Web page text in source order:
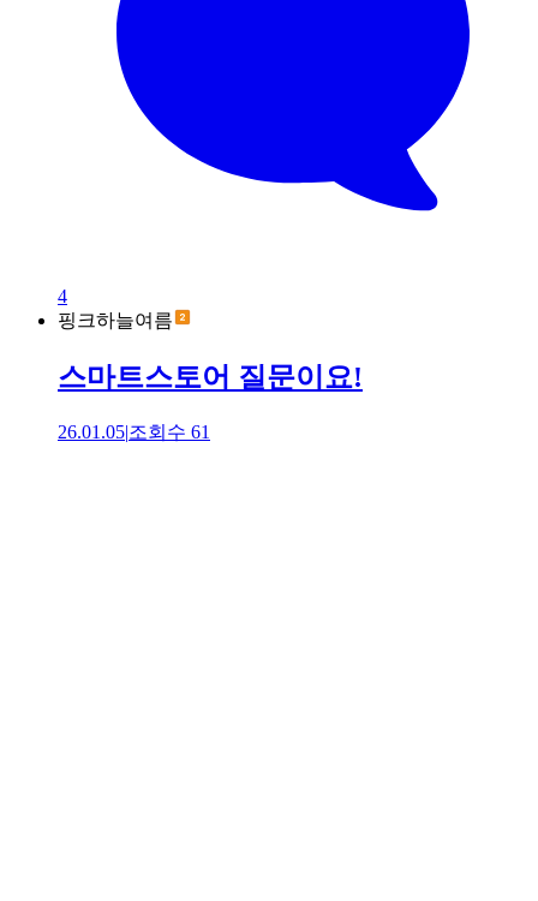
4
핑크하늘여름
스마트스토어 질문이요!
26.01.05|조회수 61